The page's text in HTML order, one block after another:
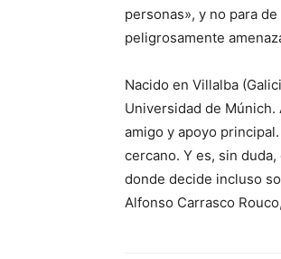
personas», y no para
peligrosamente
Nacido en Villalba
Universidad de
amigo y apoyo
cercano. Y es, sin
donde decide incluso
Alfonso Carrasco